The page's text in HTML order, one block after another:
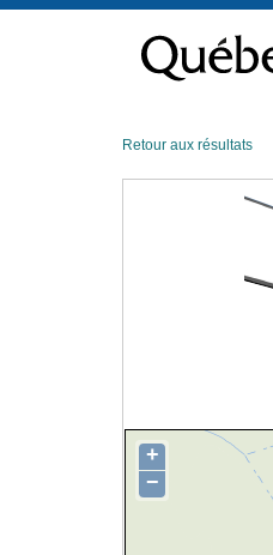
contenu
Retour aux résultats
+
−